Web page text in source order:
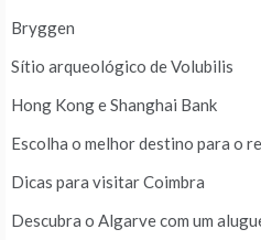
Bryggen
Sítio arqueológico de Volubilis
Hong Kong e Shanghai Bank
Escolha o melhor destino para o
Dicas para visitar Coimbra
Descubra o Algarve com um